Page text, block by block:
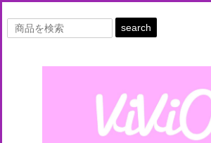
search